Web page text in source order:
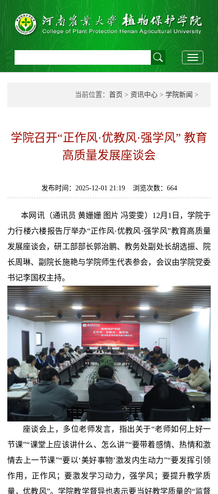
Toggle
当前位置： 首页 > 资讯中心 > 学院新闻 >
学院召开“正作风·优教风·强学风” 教育
高质量发展座谈会
发布时间：2025-12-01 21:19 浏览次数： 664
本网讯（通讯员 黄姗姗 图片 冯雯雯）12月1日，学院于
力行楼六楼报告厅举办“正作风·优教风·强学风”教育高质量
发展座谈会，研工部部长郭治鹏、教务处副处长胡选振、院
长周琳、副院长施艳与学院师生代表参会，会议由学院党委
书记李国权主持。
座谈会上，多位老师发言，指出关于“老师如何上好一
节课”“课堂上应该讲什么、怎么讲”“要带着感情、热情和激
情去上一节课”“要以‘美好事物’激发内生动力”“要发挥引领
作用，正作风；要激发学习动力，强学风；要提升教学质
量，优教风”。学院教学督导也表示要当好教学质量的“监督